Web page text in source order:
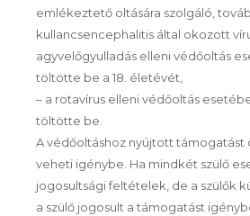
emlékeztető oltására szolgáló,
kullancsencephalitis által okozott
agyvelőgyulladás elleni védőoltás
töltötte be a 18. életévét,
– a rotavírus elleni védőoltás
töltötte be.
A védőoltáshoz nyújtott támogatást
veheti igénybe. Ha mindkét szülő
jogosultsági feltételek, de a szülők
a szülő jogosult a támogatást